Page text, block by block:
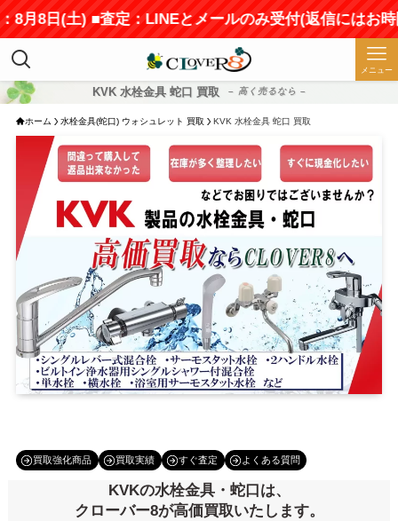
日(土) ■査定：LINEとメールのみ受付(返信にはお時間を
メニュー
KVK 水栓金具 蛇口 買取 – 高く売るなら –
ホーム 水栓金具(蛇口) ウォシュレット 買取 KVK 水栓金具 蛇口 買取
買取強化商品 買取実績 すぐ査定 よくある質問
KVKの水栓金具・蛇口は、
クローバー8が高価買取いたします。